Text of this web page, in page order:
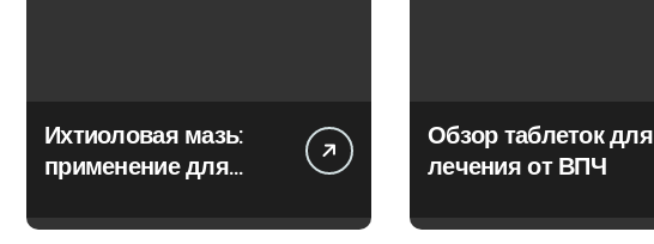
Ихтиоловая мазь:
применение для
Обзор таблеток для
лечения от ВПЧ